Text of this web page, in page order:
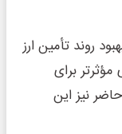
روند تأمین ارز
برای
نیز این